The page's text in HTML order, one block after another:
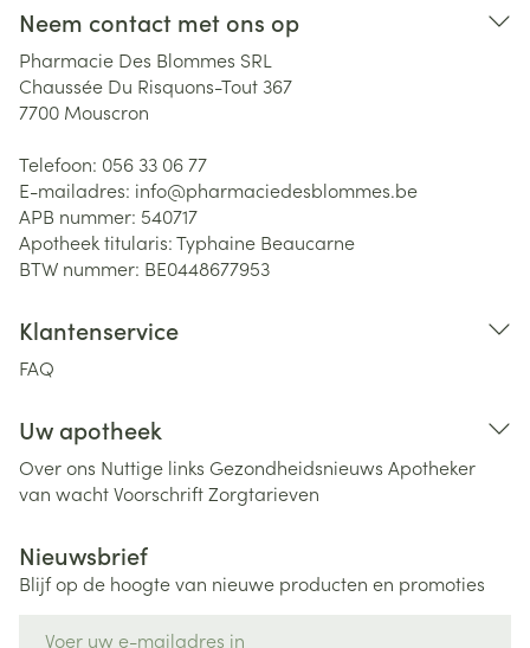
Neem contact met ons op
Pharmacie Des Blommes SRL
Chaussée Du Risquons-Tout 367
7700 Mouscron
Telefoon: 056 33 06 77
E-mailadres: info@pharmaciedesblommes.be
APB nummer: 540717
Apotheek titularis:Typhaine Beaucarne
BTW nummer: BE0448677953
Klantenservice
FAQ
Uw apotheek
Over ons Nuttige links Gezondheidsnieuws Apotheker
van wachtVoorschriftZorgtarieven
Nieuwsbrief
Blijf op de hoogte van nieuwe producten en promoties